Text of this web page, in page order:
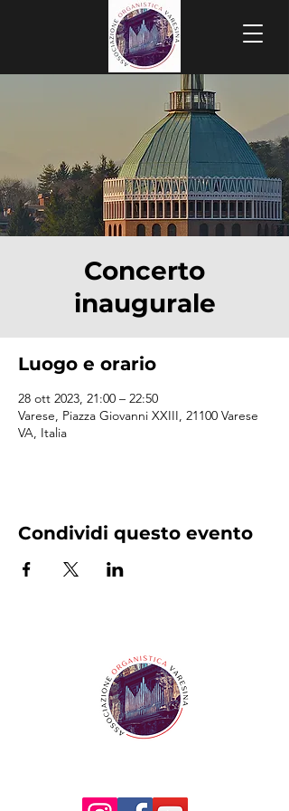
Concerto
inaugurale
Luogo e orario
28 ott 2023, 21:00 – 22:50
Varese, Piazza Giovanni XXIII, 21100 Varese
VA, Italia
Condividi questo evento